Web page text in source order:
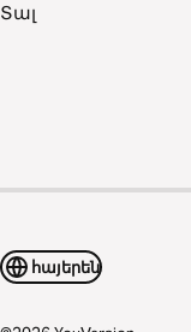
Տալ
հայերեն